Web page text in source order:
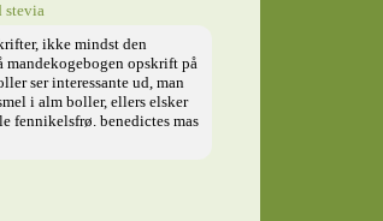
stevia
ikke mindst den
mandekogebogen opskrift på
ser interessante ud, man
i alm boller, ellers elsker
fennikelsfrø. benedictes mas